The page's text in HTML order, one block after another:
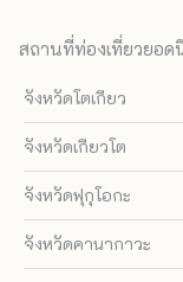
สถานที่ท่องเที่ยวยอด
จังหวัดโตเกียว
จังหวัดเกียวโต
จังหวัดฟุกุโอกะ
จังหวัดคานากาวะ